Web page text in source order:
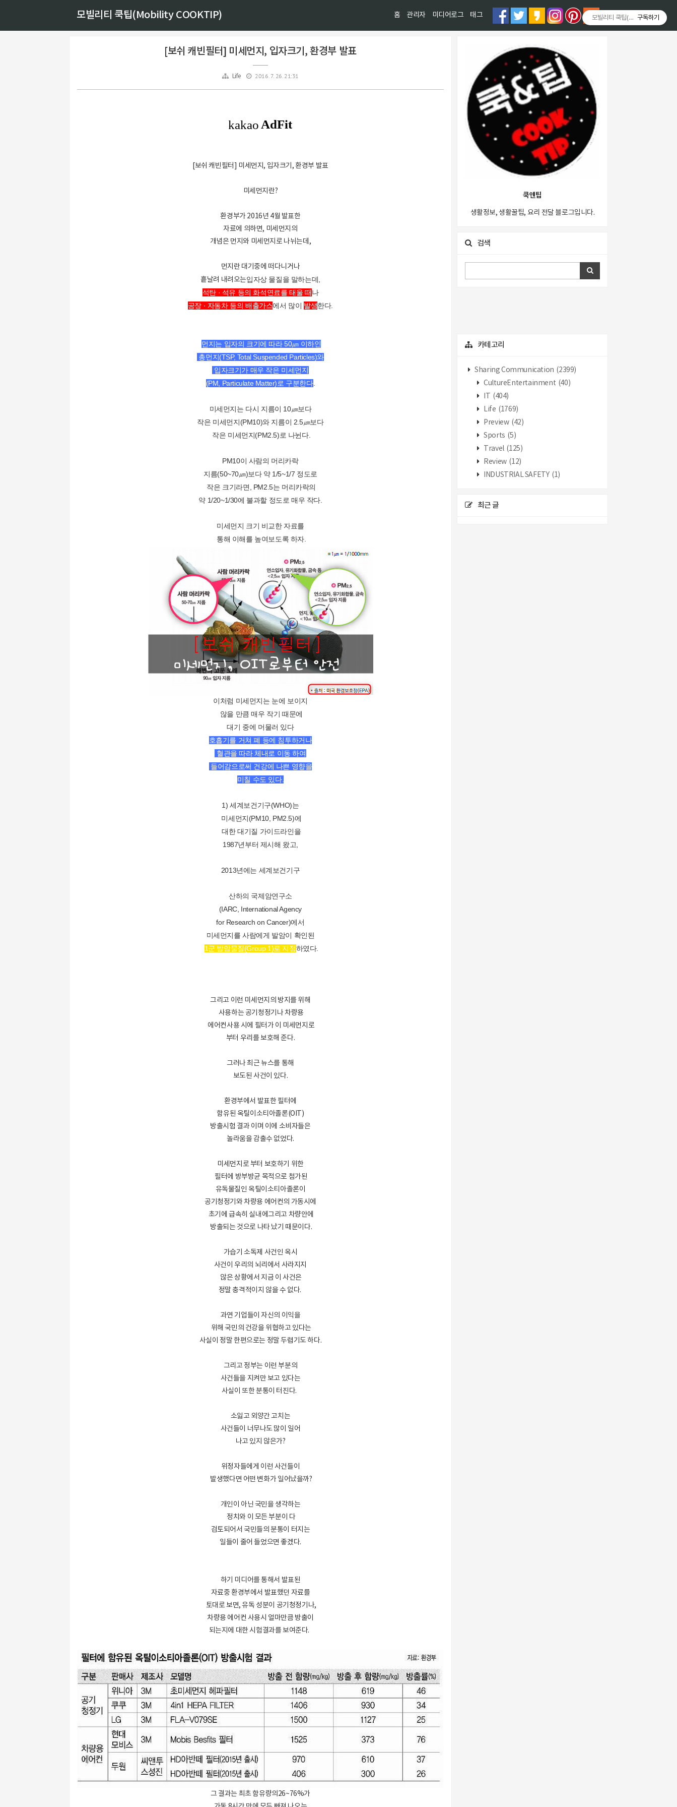
모빌리티 쿡팁(Mobility COOKTIP) 홈 관리자 미디어로그 태그
[보쉬 캐빈필터] 미세먼지, 입자크기, 환경부 발표
Life 2016. 7. 26. 21:31
[보쉬 캐빈필터] 미세먼지, 입자크기, 환경부 발표
미세먼지란?
환경부가 2016년 4월 발표한
자료에 의하면, 미세먼지의
개념은 먼지와 미세먼지로 나뉘는데,
먼지란 대기중에 떠다니거나
흩날려 내려오는입자상 물질을 말하는데,
석탄 · 석유 등의 화석연료를 태울 때나
공장 · 자동차 등의 배출가스에서 많이 발생한다.
먼지는 입자의 크기에 따라 50㎛ 이하인
총먼지(TSP, Total Suspended Particles)와
입자크기가 매우 작은 미세먼지
(PM, Particulate Matter)로 구분한다.
미세먼지는 다시 지름이 10㎛보다
작은 미세먼지(PM10)와 지름이 2.5㎛보다
작은 미세먼지(PM2.5)로 나뉜다.
PM10이 사람의 머리카락
지름(50~70㎛)보다 약 1/5~1/7 정도로
작은 크기라면, PM2.5는 머리카락의
약 1/20~1/30에 불과할 정도로 매우 작다.
미세먼지 크기 비교한 자료를
통해 이해를 높여보도록 하자.
이처럼 미세먼지는 눈에 보이지
않을 만큼 매우 작기 때문에
대기 중에 머물러 있다
호흡기를 거쳐 폐 등에 침투하거나
혈관을 따라 체내로 이동 하여
들어감으로써 건강에 나쁜 영향을
미칠 수도 있다.
1) 세계보건기구(WHO)는
미세먼지(PM10, PM2.5)에
대한 대기질 가이드라인을
1987년부터 제시해 왔고,
2013년에는 세계보건기구
산하의 국제암연구소
(IARC, International Agency
for Research on Cancer)에서
미세먼지를 사람에게 발암이 확인된
1군 발암물질(Group 1)로 지정하였다.
그리고 이런 미세먼지의 방지를 위해
사용하는 공기청정기나 차량용
에어컨사용 시에 필터가 이 미세먼지로
부터 우리를 보호해 준다.
그러나 최근 뉴스를 통해
보도된 사건이 있다.
환경부에서 발표한 필터에
함유된 옥틸이소티아졸론(OIT)
방출시험 결과 이며 이에 소비자들은
놀라움을 감출수 없었다.
미세먼지로 부터 보호하기 위한
필터에 방부방균 목적으로 첨가된
유독물질인 옥틸이소티아졸론이
공기청정기와 차량용 에어컨의 가동시에
초기에 급속히 실내에그리고 차량안에
방출되는 것으로 나타 났기 때문이다.
가습기 소독제 사건인 옥시
사건이 우리의 뇌리에서 사라지지
않은 상황에서 지금 이 사건은
정말 충격적이지 않을 수 없다.
과연 기업들이 자신의 이익을
위해 국민의 건강을 위협하고 있다는
사실이 정말 한편으로는 정말 두렵기도 하다.
그리고 정부는 이런 부분의
사건들을 지켜만 보고 있다는
사실이 또한 분통이 터진다.
소잃고 외양간 고치는
사건들이 너무나도 많이 일어
나고 있지 않은가?
위정자들에게 이런 사건들이
발생했다면 어떤 변화가 일어났을까?
개인이 아닌 국민을 생각하는
정치와 이 모든 부분이 다
검토되어서 국민들의 분통이 터지는
일들이 줄어 들었으면 좋겠다.
하기 미디어를 통해서 발표된
자료중 환경부에서 발표했던 자료를
토대로 보면, 유독 성분이 공기청정기나,
차량용 에어컨 사용시 얼마만큼 방출이
되는지에 대한 시험결과를 보여준다.
그 결과는 최초 함유량의26~76%가
쿡앤팁
생활정보, 생활꿀팁, 요리 전달 블로그입니다.
검색
카테고리
Sharing Communication (2399)
CultureEntertainment (40)
(404)
Life (1769)
Preview (42)
Sports (5)
Travel (125)
Review (12)
INDUSTRIAL SAFETY (1)
최근 글
티스토리툴바
모빌리티 쿡팁(Mobility
구독하기